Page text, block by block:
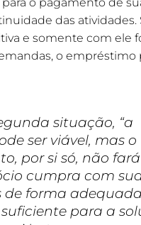
das atividades.
e somente com ele
o empréstimo
situação, “a
ser viável, mas o
por si só, não
cumpra com
de forma
para a